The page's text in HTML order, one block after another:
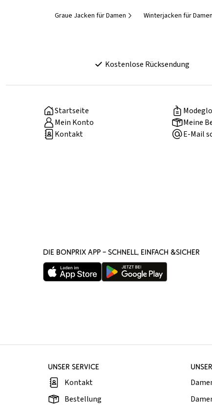
Graue Jacken für Damen Winterjacken für
Kostenlose Rücksendung
Startseite
Mein Konto
Meine
Kontakt
E-Mail
DIE BONPRIX APP – SCHNELL, EINFACH &SICHER
UNSER SERVICE
Kontakt
Bestellung